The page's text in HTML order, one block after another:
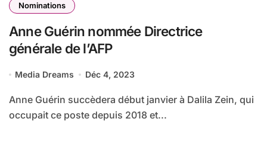
Nominations
Anne Guérin nommée Directrice
générale de l’AFP
Media Dreams Déc 4, 2023
Anne Guérin succèdera début janvier à Dalila Zein, qui
occupait ce poste depuis 2018 et...